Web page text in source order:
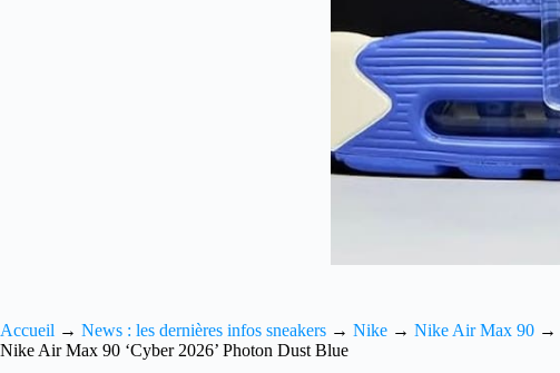
Accueil → News : les dernières infos sneakers → Nike → Nike Air Max 90 →
Nike Air Max 90 ‘Cyber 2026’ Photon Dust Blue